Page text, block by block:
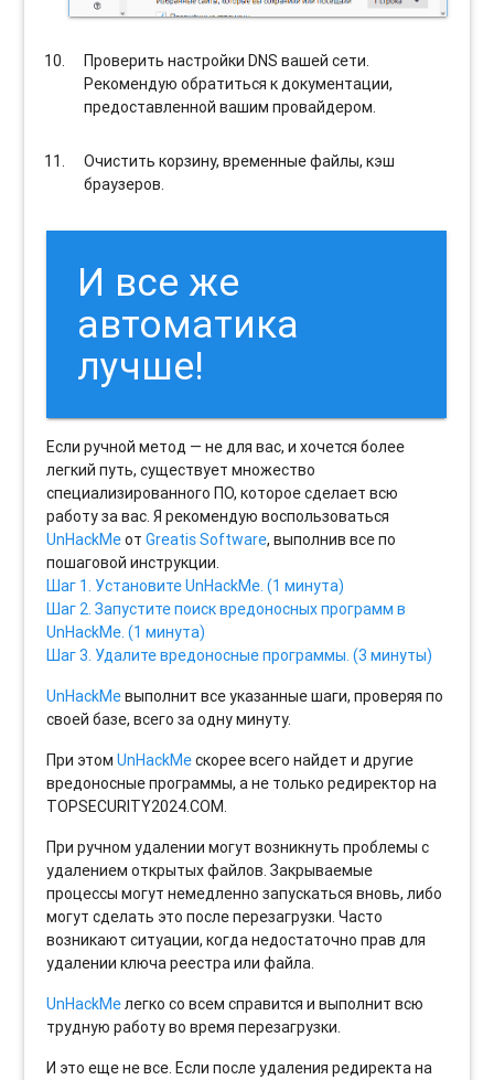
Проверить настройки DNS вашей сети.
Рекомендую обратиться к документации,
предоставленной вашим провайдером.
Очистить корзину, временные файлы, кэш
браузеров.
И все же
автоматика
лучше!
Если ручной метод — не для вас, и хочется более
легкий путь, существует множество
специализированного ПО, которое сделает всю
работу за вас. Я рекомендую воспользоваться
UnHackMeотGreatis Software, выполнив все по
пошаговой инструкции.
Шаг 1. Установите UnHackMe. (1 минута)
Шаг 2. Запустите поиск вредоносных программ в
UnHackMe. (1 минута)
Шаг 3. Удалите вредоносные программы. (3 минуты)
UnHackMeвыполнит все указанные шаги, проверяя по
своей базе, всего за одну минуту.
При этомUnHackMeскорее всего найдет и другие
вредоносные программы, а не только редиректор на
TOPSECURITY2024.COM.
При ручном удалении могут возникнуть проблемы с
удалением открытых файлов. Закрываемые
процессы могут немедленно запускаться вновь, либо
могут сделать это после перезагрузки. Часто
возникают ситуации, когда недостаточно прав для
удалении ключа реестра или файла.
UnHackMeлегко со всем справится и выполнит всю
трудную работу во время перезагрузки.
И это еще не все. Если после удаления редиректа на